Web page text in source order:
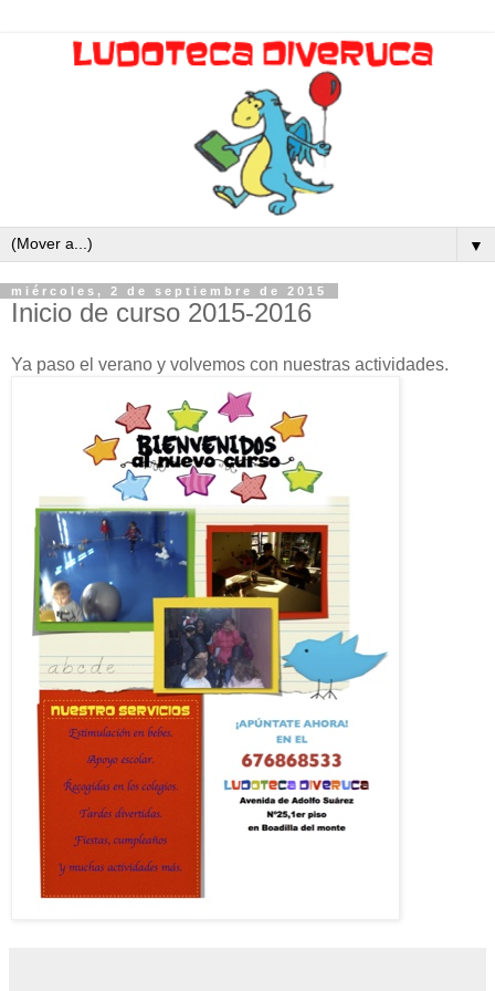
▼
miércoles, 2 de septiembre de 2015
Inicio de curso 2015-2016
Ya paso el verano y volvemos con nuestras actividades.